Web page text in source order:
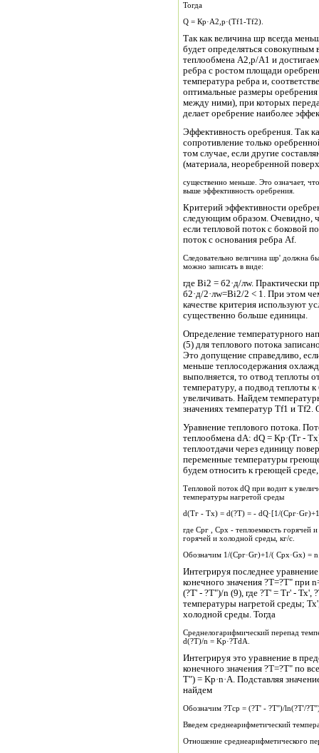
Тогда
Q = Кр·А2,р·(Тf1-Tf2).
Так как величина шр всегда
будет определяться
теплообмена A2,р/А1 и
ребра с ростом площади
температура ребра и,
оптимальные размеры
между ними), при которых
делает оребрение наиболее
Эффективность оребренuя. Так
сопротивление только
том случае, если другие
(материала, неоребренной
существенно меньше. Это означает,
выше эффективность оребрения.
Критерий эффективности
следующим образом. Очевидно,
если тепловой поток с боковой
поток с основания ребра Аf.
Следовательно величина шр' должна
можно записать в виде:
где Bi2 = б2·д/лw. Практически
б2·д/2·лw=Bi2/2 < 1. При этом
качестве критерия используют
существенно больше единицы.
Определение температурного
(5) для теплового потока
Это допущение справедливо,
меньше теплосодержания
выполняется, то отвод теплоты
температуру, а подвод теплоты
увеличивать. Найдем
значениях температур Tf1 и
Уравнение теплового потока.
теплообмена dА: dQ = Kp·(Tг -
теплоотдачи через единицу
переменные температуры
будем относить к греющей
Тепловой поток dQ при водит к
температуры нагретой среды
d(Tг - Tx) = d(?T) = - dQ·[1/
где Срг , Срх - теплоемкость горячей
горячей и холодной среды, кг/с.
Обозначим 1/(Cpг·Gг)+1/( Cpx·Gx) =
Интегрируя последнее
конечного значения ?Т=?Т" при
(?Т' - ?Т")/n (9), где ?Т' = Тг' - Тх',
температуры нагретой среды;
холодной среды. Тогда
Среднелогарифмический перепад
d(?Т)/n = Kp·?ТdA.
Интегрируя это уравнение в
конечного значения ?Т=?Т" по
Т") = Kp·n·A. Подставляя
найдем
Обозначим ?Тср = (?Т' - ?Т'')/ln(?Т'/
Введем среднеарифметический
Отношение среднеарифметического